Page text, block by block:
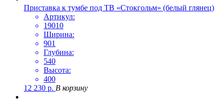
Приставка к тумбе под ТВ «Стокгольм» (белый глянец)
Артикул:
19010
Ширина:
901
Глубина:
540
Высота:
400
12 230 р. В корзину